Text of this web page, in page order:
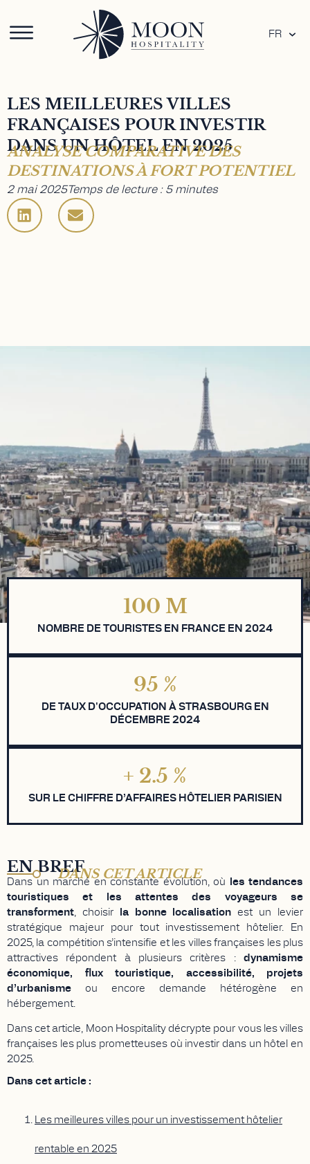
FR
LES MEILLEURES VILLES
FRANÇAISES POUR INVESTIR
DANS UN HÔTEL EN 2025
ANALYSE COMPARATIVE DES
DESTINATIONS À FORT POTENTIEL
2 mai 2025Temps de lecture : 5 minutes
À RETENIRL'ARTICLE EN QUELQUES
CHIFFRES
100 M
NOMBRE DE TOURISTES EN FRANCE EN 2024
95 %
DE TAUX D'OCCUPATION À STRASBOURG EN
DÉCEMBRE 2024
+ 2.5 %
SUR LE CHIFFRE D’AFFAIRES HÔTELIER PARISIEN
EN BREFDANS CET ARTICLE
Dans un marché en constante évolution, où les tendances
touristiques et les attentes des voyageurs se
transforment , choisir la bonne localisation est un levier
stratégique majeur pour tout investissement hôtelier. En
2025, la compétition s’intensifie et les villes françaises les plus
attractives répondent à plusieurs critères : dynamisme
économique, flux touristique, accessibilité, projets
d’urbanisme ou encore demande hétérogène en
hébergement.
Dans cet article, Moon Hospitality décrypte pour vous les villes
françaises les plus prometteuses où investir dans un hôtel en
2025.
Dans cet article :
Les meilleures villes pour un investissement hôtelier
rentable en 2025